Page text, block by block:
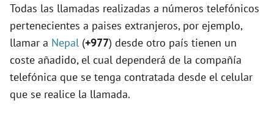
Todas las llamadas realizadas a números telefónicos
pertenecientes a paises extranjeros, por ejemplo,
llamar a Nepal (+977) desde otro país tienen un
coste añadido, el cual dependerá de la compañía
telefónica que se tenga contratada desde el celular
que se realice la llamada.